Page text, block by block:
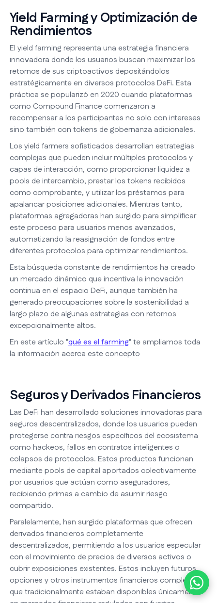
Yield Farming y Optimización de
Rendimientos
El yield farming representa una estrategia financiera
innovadora donde los usuarios buscan maximizar los
retornos de sus criptoactivos depositándolos
estratégicamente en diversos protocolos DeFi. Esta
práctica se popularizó en 2020 cuando plataformas
como Compound Finance comenzaron a
recompensar a los participantes no solo con intereses
sino también con tokens de gobernanza adicionales.
Los yield farmers sofisticados desarrollan estrategias
complejas que pueden incluir múltiples protocolos y
capas de interacción, como proporcionar liquidez a
pools de intercambio, prestar los tokens recibidos
como comprobante, y utilizar los préstamos para
apalancar posiciones adicionales. Mientras tanto,
plataformas agregadoras han surgido para simplificar
este proceso para usuarios menos avanzados,
automatizando la reasignación de fondos entre
diferentes protocolos para optimizar rendimientos.
Esta búsqueda constante de rendimientos ha creado
un mercado dinámico que incentiva la innovación
continua en el espacio DeFi, aunque también ha
generado preocupaciones sobre la sostenibilidad a
largo plazo de algunas estrategias con retornos
excepcionalmente altos.
En este artículo "qué es el farming" te ampliamos toda
la información acerca este concepto
Seguros y Derivados Financieros
Las DeFi han desarrollado soluciones innovadoras para
seguros descentralizados, donde los usuarios pueden
protegerse contra riesgos específicos del ecosistema
como hackeos, fallos en contratos inteligentes o
colapsos de protocolos. Estos productos funcionan
mediante pools de capital aportados colectivamente
por usuarios que actúan como aseguradores,
recibiendo primas a cambio de asumir riesgo
compartido.
Paralelamente, han surgido plataformas que ofrecen
derivados financieros completamente
descentralizados, permitiendo a los usuarios especular
con el movimiento de precios de diversos activos o
cubrir exposiciones existentes. Estos incluyen futuros,
opciones y otros instrumentos financieros complejos
que tradicionalmente estaban disponibles únicamente